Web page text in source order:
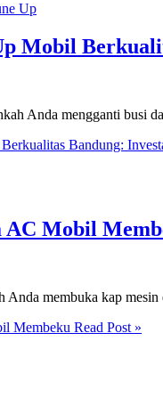
Up
Mobil
Anda mengganti busi
Bandung:
AC Mobil
membuka kap mesin
Membeku Read Post »